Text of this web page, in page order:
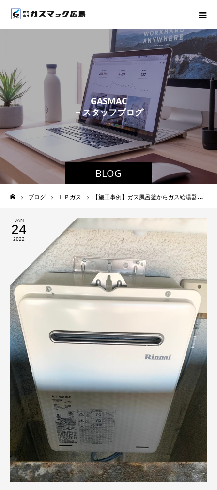
BLOG
GASMAC
－スタッフブログ－
ブログ ＬＰガス 【施工事例】ガス風呂釜からガス給湯器へ交換
JAN
24
2022